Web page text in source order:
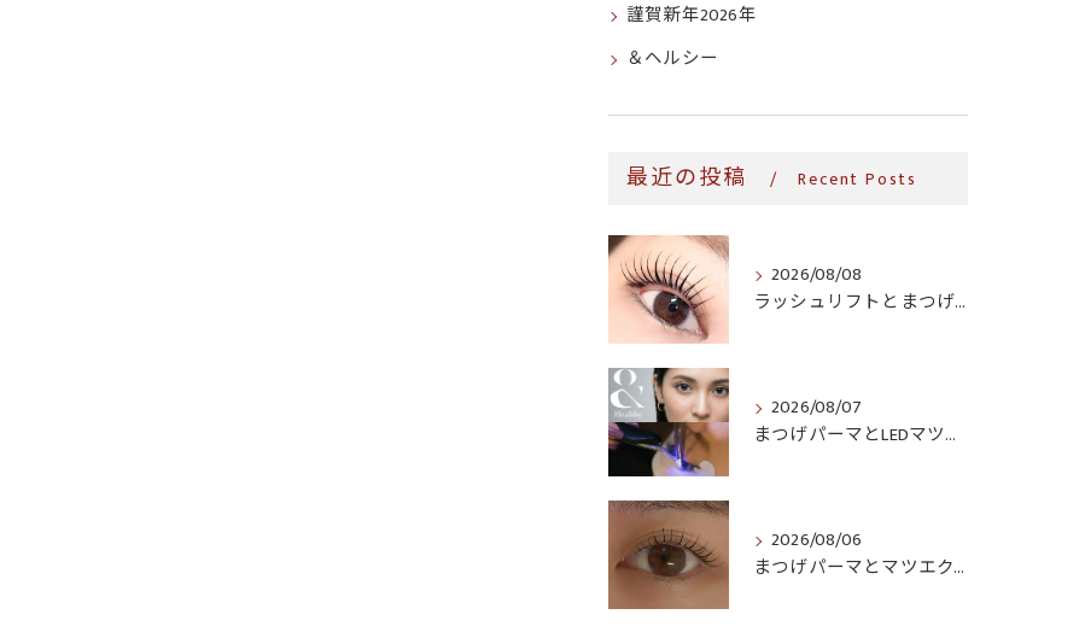
謹賀新年2026年
＆ヘルシー
最近の投稿 Recent Posts
2026/08/08
ラッシュリフトとまつげパーマ、何が違う?自然に立ち上がる目元の作り方
2026/08/07
まつげパーマとLEDマツエク、同時にできる?寝屋川・玉造・関目で選べるメニュー
2026/08/06
まつげパーマとマツエク、生活導線に合うのはどっち?時短・継続コストで比較